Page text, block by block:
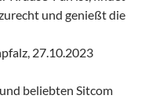
und genießt die
27.10.2023
beliebten Sitcom